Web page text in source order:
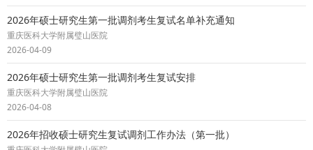
2026年硕士研究生第一批调剂考生复试名单补充通知
重庆医科大学附属璧山医院
2026-04-09
2026年硕士研究生第一批调剂考生复试安排
重庆医科大学附属璧山医院
2026-04-08
2026年招收硕士研究生复试调剂工作办法（第一批）